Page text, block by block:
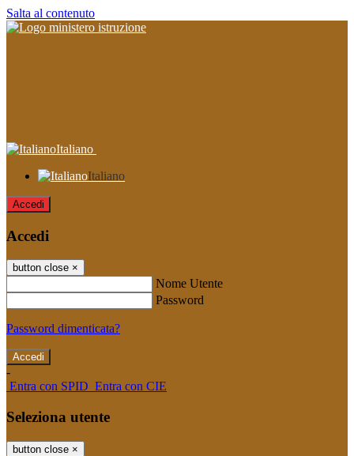
Salta al contenuto
Italiano
Italiano
Accedi
Accedi
button close ×
Nome Utente
Password
Password dimenticata?
-
Entra con SPID Entra con CIE
Seleziona utente
button close ×